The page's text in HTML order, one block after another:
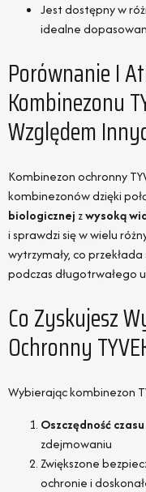
Jest dostępny w
idealne
Porównanie I
Kombinezonu
Względem
Kombinezon ochronny
kombinezonów dzięki
biologicznej zwysoką
i sprawdzi się w wielu
wytrzymały, co
podczas długotrwałego
Co Zyskujesz
Ochronny
Wybierając kombinezon
Oszczędność czasu
zdejmowaniu
Zwiększone
ochronie i